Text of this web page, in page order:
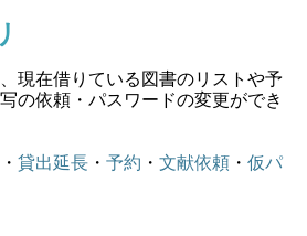
現在借りている図書のリストや予
の依頼・パスワードの変更ができ
・ 貸出延長 ・ 予約 ・ 文献依頼 ・ 仮パ